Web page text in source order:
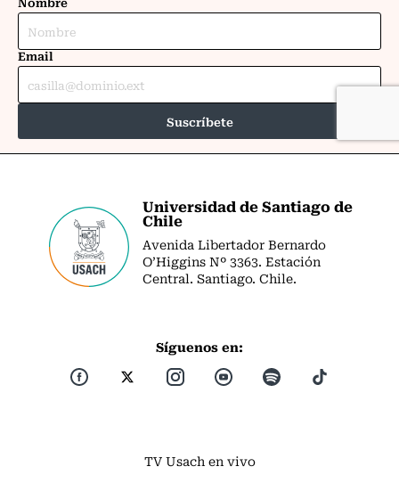
Universidad de Santiago de
Chile
Avenida Libertador Bernardo
O’Higgins Nº 3363. Estación
Central. Santiago. Chile.
Síguenos en:
TV Usach en vivo